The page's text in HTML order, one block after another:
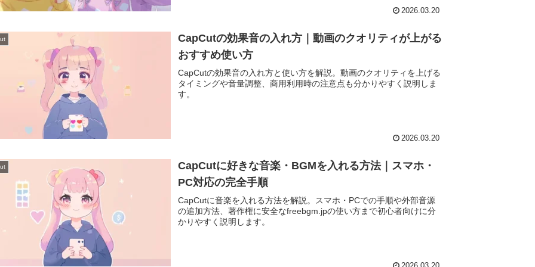
2026.03.20
CapCutの効果音の入れ方｜動画のクオリティが上がる
おすすめ使い方
CapCutの効果音の入れ方と使い方を解説。動画のクオリティを上げる
タイミングや音量調整、商用利用時の注意点も分かりやすく説明しま
す。
2026.03.20
CapCutに好きな音楽・BGMを入れる方法｜スマホ・
PC対応の完全手順
CapCutに音楽を入れる方法を解説。スマホ・PCでの手順や外部音源
の追加方法、著作権に安全なfreebgm.jpの使い方まで初心者向けに分
かりやすく説明します。